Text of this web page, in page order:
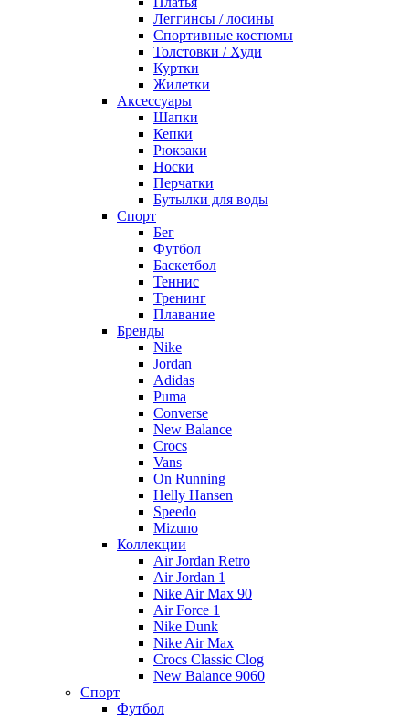
Леггинсы / лосины
Спортивные костюмы
Толстовки / Худи
Куртки
Жилетки
Аксессуары
Шапки
Кепки
Рюкзаки
Носки
Перчатки
Бутылки для воды
Спорт
Бег
Футбол
Баскетбол
Теннис
Тренинг
Плавание
Бренды
Nike
Jordan
Adidas
Puma
Converse
New Balance
Crocs
Vans
On Running
Helly Hansen
Speedo
Mizuno
Коллекции
Air Jordan Retro
Air Jordan 1
Nike Air Max 90
Air Force 1
Nike Dunk
Nike Air Max
Crocs Classic Clog
New Balance 9060
Спорт
Футбол